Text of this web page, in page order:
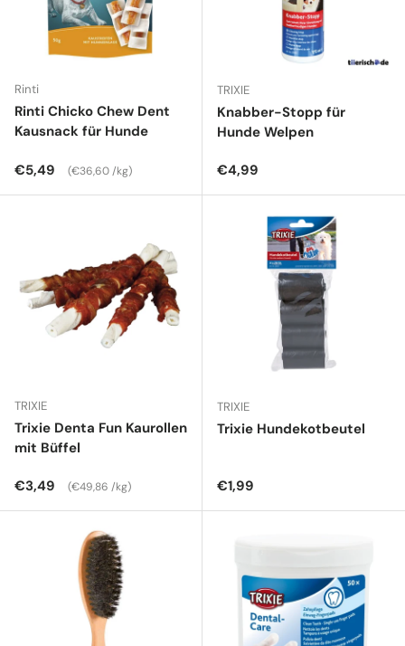
Rinti
Rinti Chicko Chew Dent
Kausnack für Hunde
Normaler Preis
€5,49 Grundpreis
€36,60 /kg
TRIXIE
Knabber-Stopp für
Hunde Welpen
Normaler Preis
€4,99
TRIXIE
Trixie Denta Fun Kaurollen
mit Büffel
Normaler Preis
€3,49 Grundpreis
€49,86 /kg
TRIXIE
Trixie Hundekotbeutel
Normaler Preis
€1,99